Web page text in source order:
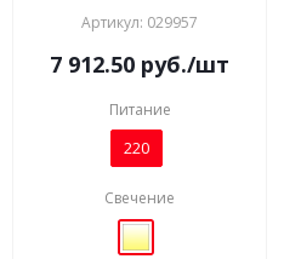
Артикул: 029957
7 912.50 руб./шт
Питание
220
Свечение